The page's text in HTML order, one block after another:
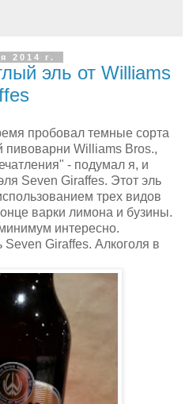
2014 г.
эль от Williams
пробовал темные сорта
пивоварни Williams Bros.,
- подумал я, и
Seven Giraffes. Этот эль
трех видов
варки лимона и бузины.
интересно.
Giraffes. Алкоголя в